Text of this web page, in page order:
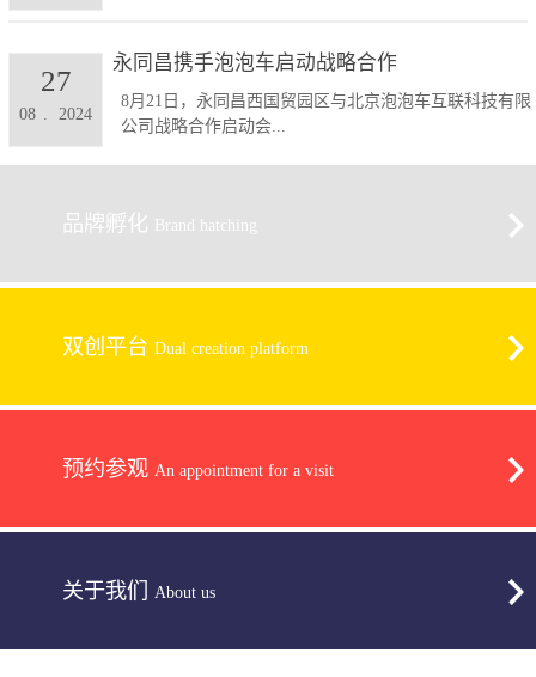
永同昌携手泡泡车启动战略合作
8月21日，永同昌西国贸园区与北京泡泡车互联科技有限
公司战略合作启动会...
08 . 2024
27
品牌孵化 Brand hatching
双创平台 Dual creation platform
预约参观 An appointment for a visit
关于我们 About us